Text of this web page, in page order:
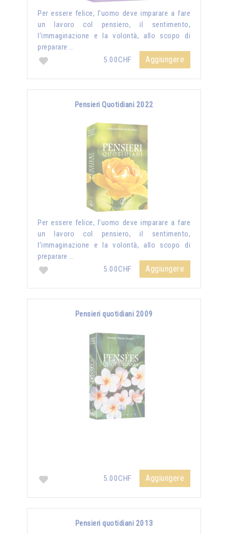
Per essere felice, l’uomo deve imparare a fare
un lavoro col pensiero, il sentimento,
l’immaginazione e la volontà, allo scopo di
preparare …
5.00CHF
Aggiungere
Pensieri Quotidiani 2022
Per essere felice, l’uomo deve imparare a fare
un lavoro col pensiero, il sentimento,
l’immaginazione e la volontà, allo scopo di
preparare …
5.00CHF
Aggiungere
Pensieri quotidiani 2009
5.00CHF Aggiungere
Pensieri quotidiani 2013